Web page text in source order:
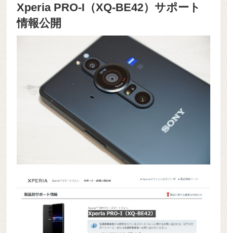
Xperia PRO-I（XQ-BE42）サポート
情報公開